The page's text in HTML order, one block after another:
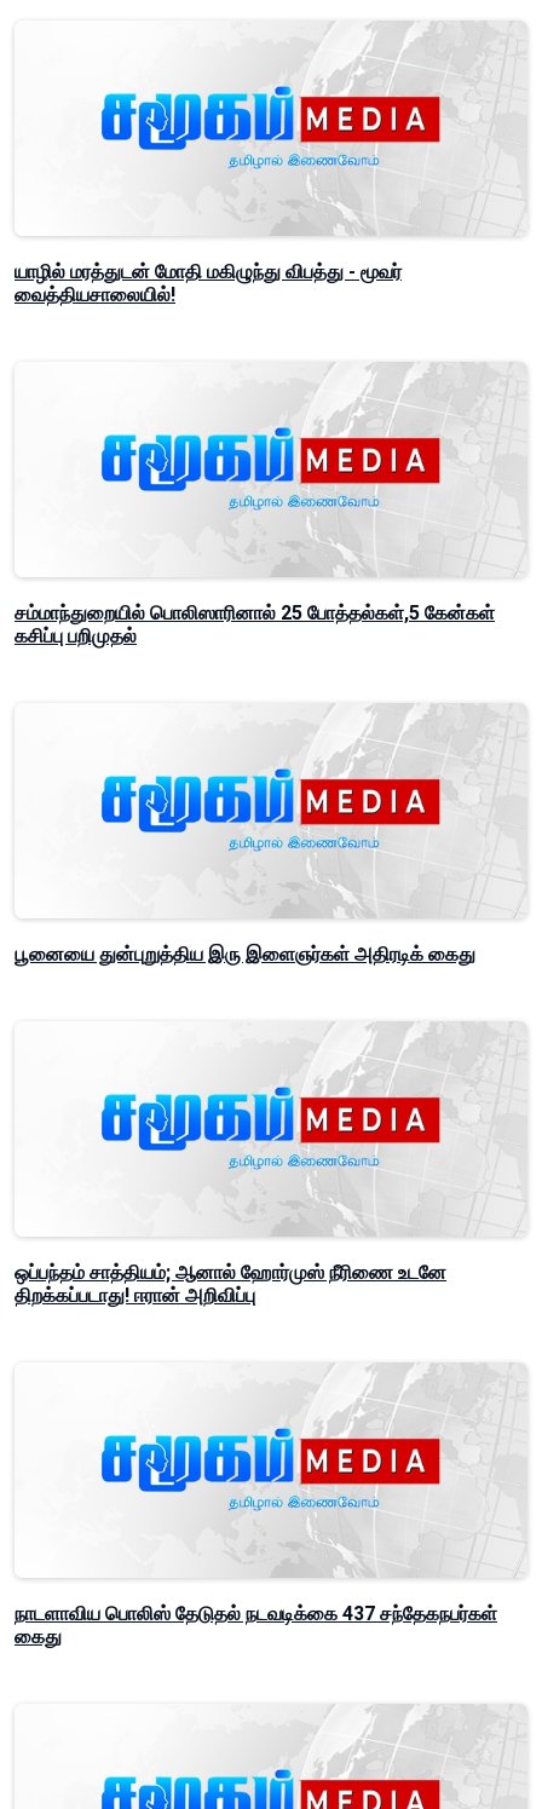
யாழில் மரத்துடன் மோதி மகிழுந்து விபத்து - மூவர்
வைத்தியசாலையில்!
சம்மாந்துறையில் பொலிஸாரினால் 25 போத்தல்கள்,5 கேன்கள்
கசிப்பு பறிமுதல்
பூனையை துன்புறுத்திய இரு இளைஞர்கள் அதிரடிக் கைது
ஒப்பந்தம் சாத்தியம்; ஆனால் ஹோர்முஸ் நீரிணை உடனே
திறக்கப்படாது! ஈரான் அறிவிப்பு
நாடளாவிய பொலிஸ் தேடுதல் நடவடிக்கை 437 சந்தேகநபர்கள்
கைது